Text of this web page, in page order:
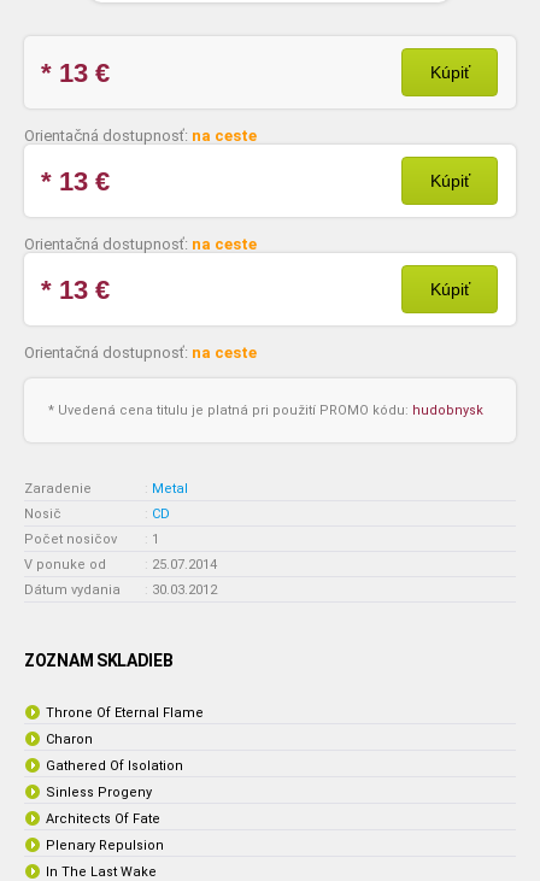
* 13 € Kúpiť
Orientačná dostupnosť: na ceste
* 13 € Kúpiť
Orientačná dostupnosť: na ceste
* 13 € Kúpiť
Orientačná dostupnosť: na ceste
* Uvedená cena titulu je platná pri použití PROMO kódu: hudobnysk
Zaradenie : Metal
Nosič
: CD
Počet nosičov
: 1
V ponuke od
: 25.07.2014
Dátum vydania
: 30.03.2012
ZOZNAM SKLADIEB
Throne Of Eternal Flame
Charon
Gathered Of Isolation
Sinless Progeny
Architects Of Fate
Plenary Repulsion
In The Last Wake